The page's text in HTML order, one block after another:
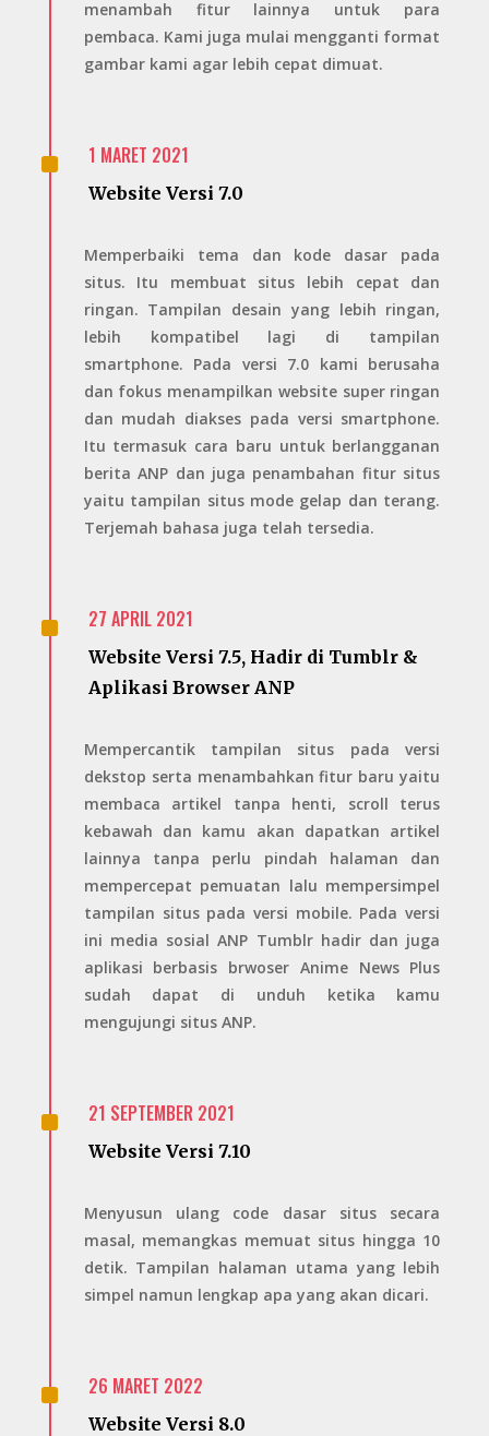
menambah fitur lainnya untuk para
pembaca. Kami juga mulai mengganti format
gambar kami agar lebih cepat dimuat.
^ 1 MARET 2021
Website Versi 7.0
Memperbaiki tema dan kode dasar pada
situs. Itu membuat situs lebih cepat dan
ringan. Tampilan desain yang lebih ringan,
lebih kompatibel lagi di tampilan
smartphone. Pada versi 7.0 kami berusaha
dan fokus menampilkan website super ringan
dan mudah diakses pada versi smartphone.
Itu termasuk cara baru untuk berlangganan
berita ANP dan juga penambahan fitur situs
yaitu tampilan situs mode gelap dan terang.
Terjemah bahasa juga telah tersedia.
^ 27 APRIL 2021
Website Versi 7.5, Hadir di Tumblr &
Aplikasi Browser ANP
Mempercantik tampilan situs pada versi
dekstop serta menambahkan fitur baru yaitu
membaca artikel tanpa henti, scroll terus
kebawah dan kamu akan dapatkan artikel
lainnya tanpa perlu pindah halaman dan
mempercepat pemuatan lalu mempersimpel
tampilan situs pada versi mobile. Pada versi
ini media sosial ANP Tumblr hadir dan juga
aplikasi berbasis brwoser Anime News Plus
sudah dapat di unduh ketika kamu
mengujungi situs ANP.
^ 21 SEPTEMBER 2021
Website Versi 7.10
Menyusun ulang code dasar situs secara
masal, memangkas memuat situs hingga 10
detik. Tampilan halaman utama yang lebih
simpel namun lengkap apa yang akan dicari.
^ 26 MARET 2022
Website Versi 8.0